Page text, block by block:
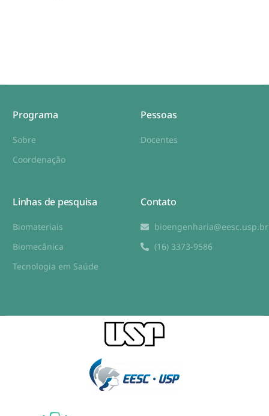
Programa
Sobre
Coordenação
Pessoas
Docentes
Linhas de pesquisa
Biomateriais
Biomecânica
Tecnologia em Saúde
Contato
bioengenharia@eesc.usp.br
(16) 3373-9586